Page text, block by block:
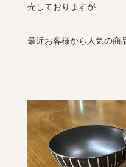
売しておりますが
最近お客様から人気の商